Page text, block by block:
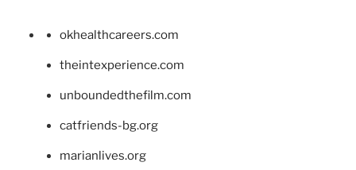
okhealthcareers.com
theintexperience.com
unboundedthefilm.com
catfriends-bg.org
marianlives.org